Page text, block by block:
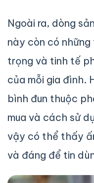
Ngoài ra, dòng
này còn có
trọng và tinh tế
của mỗi gia đình.
bình đun thuộc
mua và cách sử
vậy có thể thấy
và đáng để tin